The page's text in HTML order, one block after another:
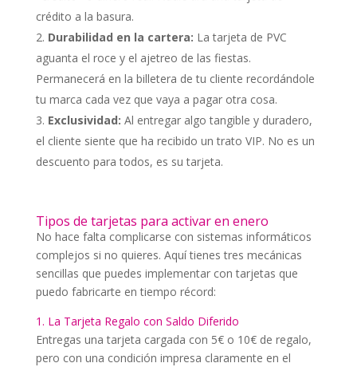
crédito a la basura.
Durabilidad en la cartera: La tarjeta de PVC
aguanta el roce y el ajetreo de las fiestas.
Permanecerá en la billetera de tu cliente recordándole
tu marca cada vez que vaya a pagar otra cosa.
Exclusividad: Al entregar algo tangible y duradero,
el cliente siente que ha recibido un trato VIP. No es un
descuento para todos, es su tarjeta.
Tipos de tarjetas para activar en enero
No hace falta complicarse con sistemas informáticos
complejos si no quieres. Aquí tienes tres mecánicas
sencillas que puedes implementar con tarjetas que
puedo fabricarte en tiempo récord:
1. La Tarjeta Regalo con Saldo Diferido
Entregas una tarjeta cargada con 5€ o 10€ de regalo,
pero con una condición impresa claramente en el